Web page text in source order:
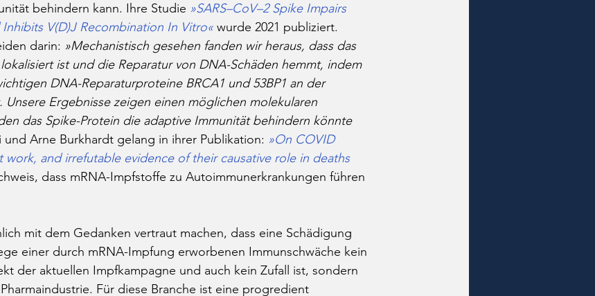
behindern kann. Ihre Studie »SARS–CoV–2 Spike Impairs
V(D)J Recombination In Vitro« wurde 2021 publiziert.
darin: »Mechanistisch gesehen fanden wir heraus, dass das
ist und die Reparatur von DNA-Schäden hemmt, indem
DNA-Reparaturproteine BRCA1 und 53BP1 an der
Unsere Ergebnisse zeigen einen möglichen molekularen
das Spike-Protein die adaptive Immunität behindern könnte
und Arne Burkhardt gelang in ihrer Publikation: »On COVID
work, and irrefutable evidence of their causative role in deaths
dass mRNA-Impfstoffe zu Autoimmunerkrankungen führen
mit dem Gedanken vertraut machen, dass eine Schädigung
einer durch mRNA-Impfung erworbenen Immunschwäche kein
der aktuellen Impfkampagne und auch kein Zufall ist, sondern
Für diese Branche ist eine progredient